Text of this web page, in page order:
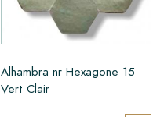
Alhambra nr Hexagone 15
Vert Clair